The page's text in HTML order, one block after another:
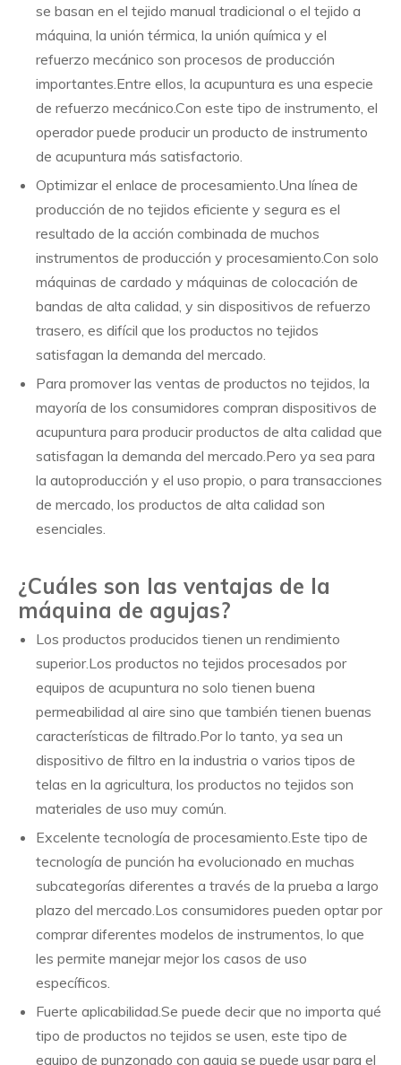
se basan en el tejido manual tradicional o el tejido a
máquina, la unión térmica, la unión química y el
refuerzo mecánico son procesos de producción
importantes.Entre ellos, la acupuntura es una especie
de refuerzo mecánico.Con este tipo de instrumento, el
operador puede producir un producto de instrumento
de acupuntura más satisfactorio.
Optimizar el enlace de procesamiento.Una línea de
producción de no tejidos eficiente y segura es el
resultado de la acción combinada de muchos
instrumentos de producción y procesamiento.Con solo
máquinas de cardado y máquinas de colocación de
bandas de alta calidad, y sin dispositivos de refuerzo
trasero, es difícil que los productos no tejidos
satisfagan la demanda del mercado.
Para promover las ventas de productos no tejidos, la
mayoría de los consumidores compran dispositivos de
acupuntura para producir productos de alta calidad que
satisfagan la demanda del mercado.Pero ya sea para
la autoproducción y el uso propio, o para transacciones
de mercado, los productos de alta calidad son
esenciales.
¿Cuáles son las ventajas de la
máquina de agujas?
Los productos producidos tienen un rendimiento
superior.Los productos no tejidos procesados ​​por
equipos de acupuntura no solo tienen buena
permeabilidad al aire sino que también tienen buenas
características de filtrado.Por lo tanto, ya sea un
dispositivo de filtro en la industria o varios tipos de
telas en la agricultura, los productos no tejidos son
materiales de uso muy común.
Excelente tecnología de procesamiento.Este tipo de
tecnología de punción ha evolucionado en muchas
subcategorías diferentes a través de la prueba a largo
plazo del mercado.Los consumidores pueden optar por
comprar diferentes modelos de instrumentos, lo que
les permite manejar mejor los casos de uso
específicos.
Fuerte aplicabilidad.Se puede decir que no importa qué
tipo de productos no tejidos se usen, este tipo de
equipo de punzonado con aguja se puede usar para el